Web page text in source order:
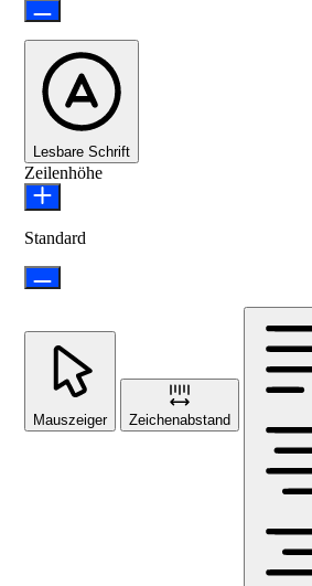
Lesbare Schrift
Zeilenhöhe
Standard
Mauszeiger Zeichenabstand